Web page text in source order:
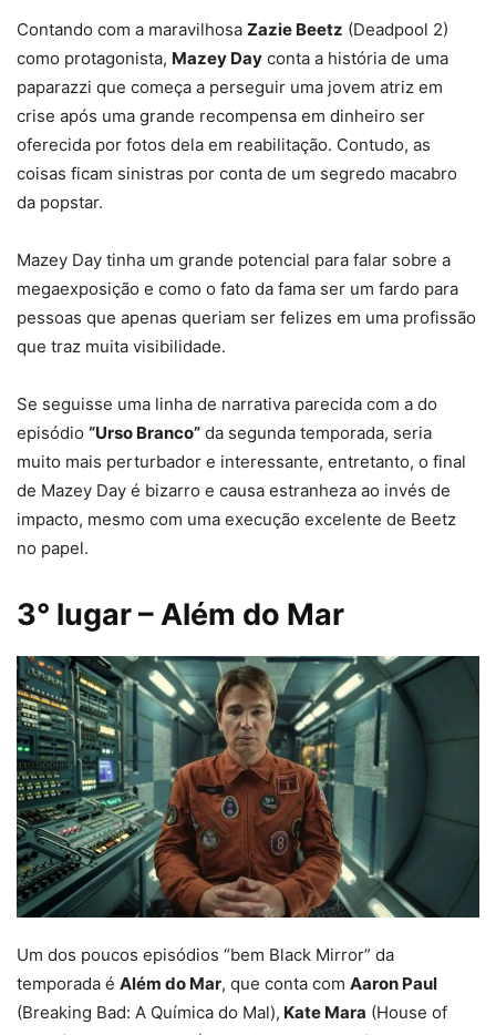
Contando com a maravilhosa Zazie Beetz (Deadpool 2)
como protagonista, Mazey Day conta a história de uma
paparazzi que começa a perseguir uma jovem atriz em
crise após uma grande recompensa em dinheiro ser
oferecida por fotos dela em reabilitação. Contudo, as
coisas ficam sinistras por conta de um segredo macabro
da popstar.
Mazey Day tinha um grande potencial para falar sobre a
megaexposição e como o fato da fama ser um fardo para
pessoas que apenas queriam ser felizes em uma profissão
que traz muita visibilidade.
Se seguisse uma linha de narrativa parecida com a do
episódio “Urso Branco” da segunda temporada, seria
muito mais perturbador e interessante, entretanto, o final
de Mazey Day é bizarro e causa estranheza ao invés de
impacto, mesmo com uma execução excelente de Beetz
no papel.
3° lugar – Além do Mar
Um dos poucos episódios “bem Black Mirror” da
temporada é Além do Mar, que conta com Aaron Paul
(Breaking Bad: A Química do Mal), Kate Mara (House of